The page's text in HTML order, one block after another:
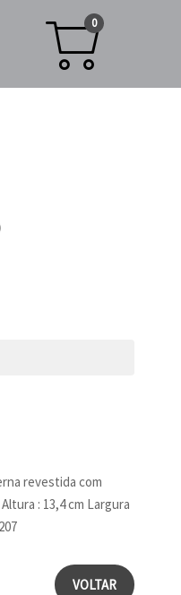
0
revestida com
: 13,4 cm Largura
VOLTAR